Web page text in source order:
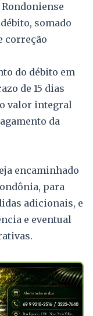
somado
correção
do débito em
de 15 dias
valor integral
da
encaminhado
para
adicionais, e
e eventual